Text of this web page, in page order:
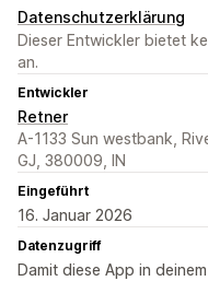
Datenschutzerklärung
Dieser Entwickler bietet
an.
Entwickler
Retner
A-1133 Sun westbank,
GJ, 380009, IN
Eingeführt
16. Januar 2026
Datenzugriff
Damit diese App in